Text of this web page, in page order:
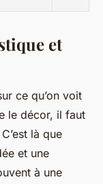
et
ce qu’on voit
le décor, il faut
là que
et une
à une